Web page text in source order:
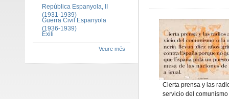
Cierta prensa y las
servicio del
República Espanyola, II
(1931-1939)
Guerra Civil Espanyola
(1936-1939)
Exili
Veure més